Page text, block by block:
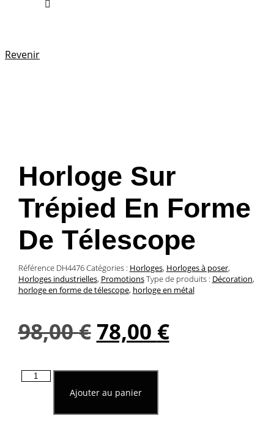
Revenir
Horloge Sur
Trépied En Forme
De Télescope
Référence DH4476Catégories : Horloges, Horloges à poser,
Horloges industrielles, PromotionsType de produits : Décoration,
horloge en forme de télescope, horloge en métal
98,00€ Le
initial
était :
78,00 €Le
quantité
Ajouter au panier